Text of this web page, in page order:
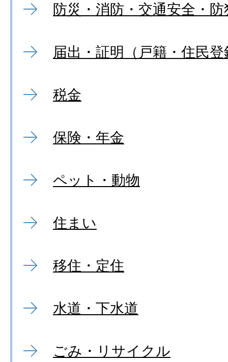
防災・消防・交通安全・防
届出・証明（戸籍・住民
税金
保険・年金
ペット・動物
住まい
移住・定住
水道・下水道
ごみ・リサイクル